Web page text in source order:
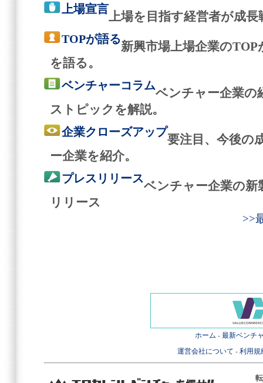
上場宣言
上場を目指す経営者が成
TOPが語る
新興市場上場企業の
を語る。
ベンチャーコラム
ベンチャー企業の
ストピックを解説。
企業クローズアップ
要注目、今後の
ー企業を紹介。
プレスリリース
ベンチャー企業の新
リリース
>>
ホーム - 最新ベンチ
運営会社について - 利用規